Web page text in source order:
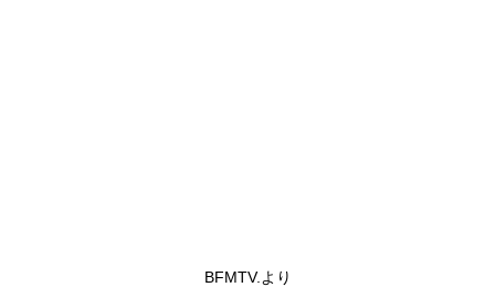
BFMTV.より